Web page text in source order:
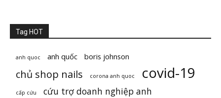
Tag HOT
anh quoc anh quốc boris johnson
chủ shop nails corona anh quoc covid-19
cấp cứu cứu trợ doanh nghiệp anh